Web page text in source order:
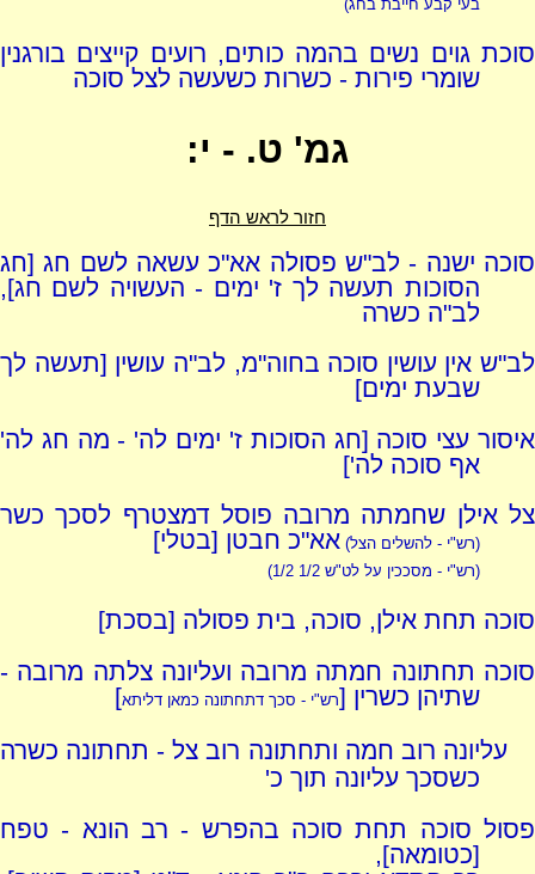
בעי קבע חייבת בחג)
סוכת גוים נשים בהמה כותים, רועים קייצים בורגנין
שומרי פירות - כשרות כשעשה לצל סוכה
גמ' ט. - י:
חזור לראש הדף
סוכה ישנה - לב"ש פסולה אא"כ עשאה לשם חג [חג
הסוכות תעשה לך ז' ימים - העשויה לשם חג],
לב"ה כשרה
לב"ש אין עושין סוכה בחוה"מ, לב"ה עושין [תעשה לך
שבעת ימים]
איסור עצי סוכה [חג הסוכות ז' ימים לה' - מה חג לה'
אף סוכה לה']
צל אילן שחמתה מרובה פוסל דמצטרף לסכך כשר
(רש"י - להשלים הצל) אא"כ חבטן [בטלי]
(רש"י - מסככין על לט"ש 1/2 1/2)
סוכה תחת אילן, סוכה, בית פסולה [בסכת]
סוכה תחתונה חמתה מרובה ועליונה צלתה מרובה -
שתיהן כשרין [רש"י - סכך דתחתונה כמאן דליתא]
עליונה רוב חמה ותחתונה רוב צל - תחתונה כשרה
כשסכך עליונה תוך כ'
פסול סוכה תחת סוכה בהפרש - רב הונא - טפח
[כטומאה],